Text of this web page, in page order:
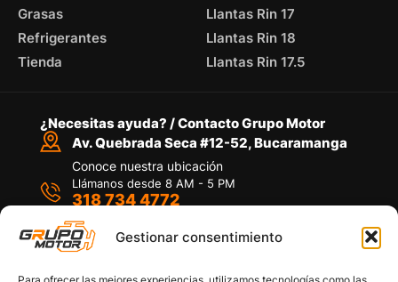
Gestionar consentimiento
Grasas
Refrigerantes
Tienda
Llantas Rin 17
Llantas Rin 18
Llantas Rin 17.5
¿Necesitas ayuda? / Contacto Grupo Motor
Av. Quebrada Seca #12-52, Bucaramanga
Conoce nuestra ubicación
Llámanos desde 8 AM - 5 PM
318 734 4772
Por medio de WhatsApp